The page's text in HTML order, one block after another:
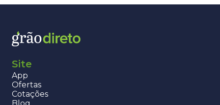
Site
App
Ofertas
Cotações